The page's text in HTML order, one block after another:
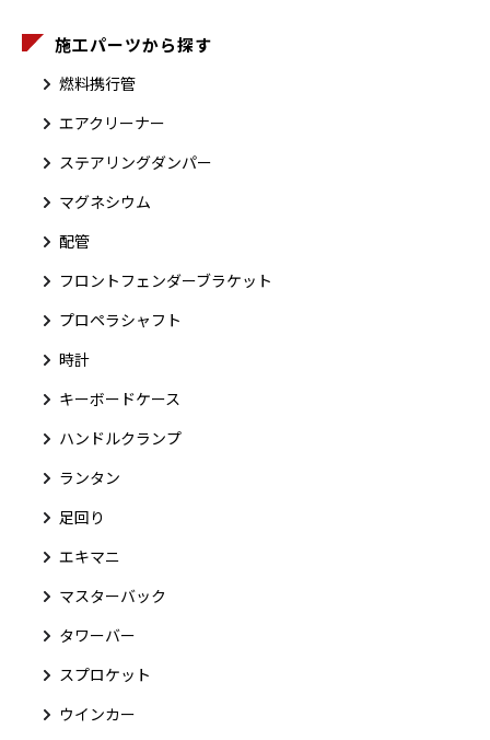
施工パーツから探す
燃料携行管
エアクリーナー
ステアリングダンパー
マグネシウム
配管
フロントフェンダーブラケット
プロペラシャフト
時計
キーボードケース
ハンドルクランプ
ランタン
足回り
エキマニ
マスターバック
タワーバー
スプロケット
ウインカー